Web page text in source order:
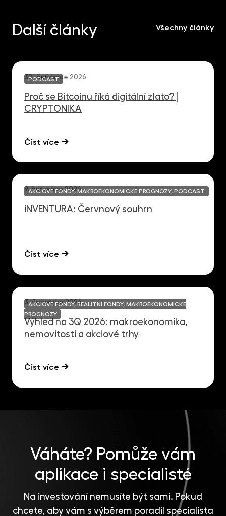
Další články Všechny články
30. července 2026
Proč se Bitcoinu říká digitální zlato? |
CRYPTONIKA
Číst více
PODCAST
9. července 2026
iNVENTURA: Červnový souhrn
Číst více
AKCIOVÉ FONDY, MAKROEKONOMICKÉ PROGNÓZY, PODCAST
3. července 2026
Výhled na 3Q 2026: makroekonomika,
nemovitosti a akciové trhy
Číst více
AKCIOVÉ FONDY, REALITNÍ FONDY, MAKROEKONOMICKÉ
PROGNÓZY
Váháte? Pomůže vám
aplikace i specialisté
Na investování nemusíte být sami. Pokud
chcete, aby vám s výběrem poradil specialista